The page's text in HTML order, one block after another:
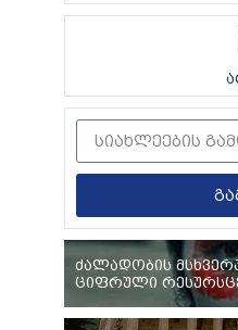
ძალადობის
ციფრული